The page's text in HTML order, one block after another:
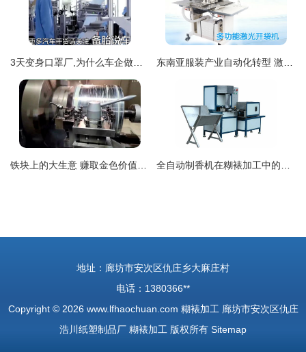
地址：廊坊市安次区仇庄乡大麻庄村
电话：1380366**
Copyright © 2026 www.lfhaochuan.com 糊裱加工 廊坊市安次区仇庄
浩川纸塑制品厂 糊裱加工 版权所有 Sitemap